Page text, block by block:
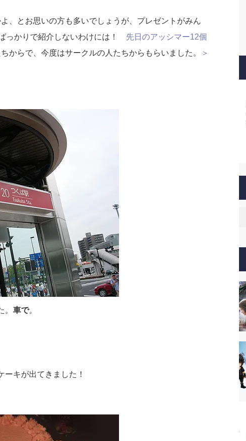
、とお思いの方も多いでしょうが、プレゼントがみん
っかりで紹介しないわけには！ 先日のアッシマー12個
からで、今度はサークルの人たちからもらいました。
＞
車で。
キが出てきました！